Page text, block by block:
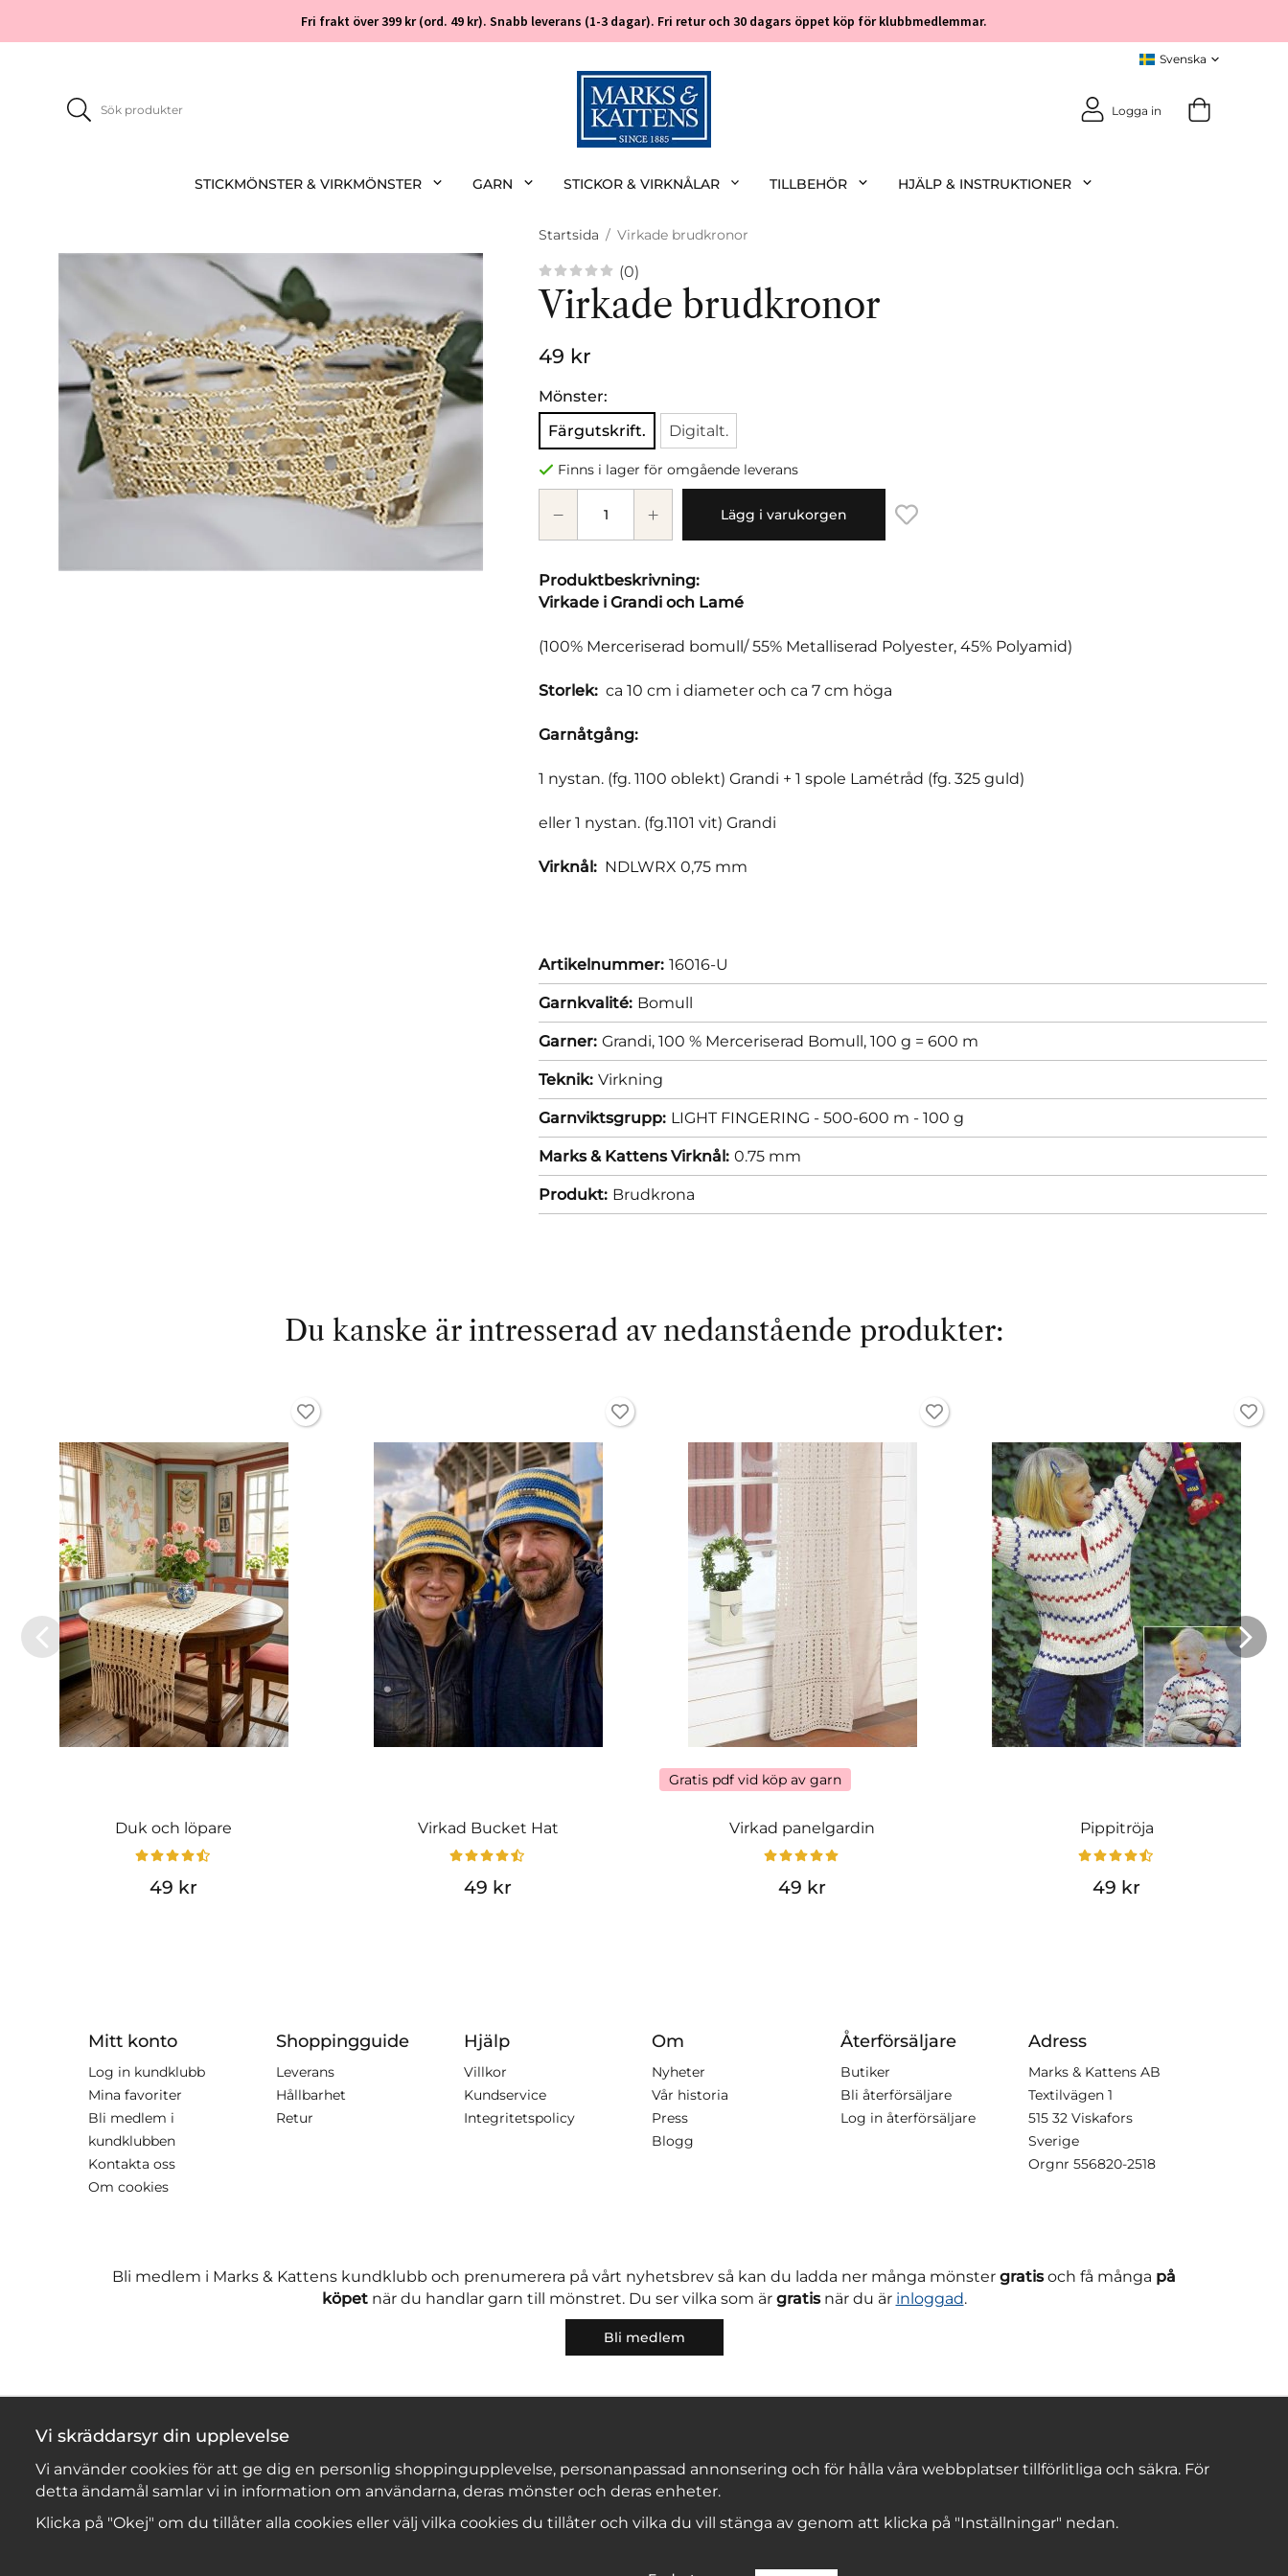
Fri frakt över 399 kr (ord. 49 kr). Snabb leverans (1-3 dagar). Fri retur och 30 dagars öppet köp för klubbmedlemmar.
Logga in
STICKMÖNSTER & VIRKMÖNSTER GARN STICKOR & VIRKNÅLAR TILLBEHÖR HJÄLP & INSTRUKTIONER
Startsida / Virkade brudkronor
(0)
Virkade brudkronor
49 kr
Mönster:
Färgutskrift.
Digitalt.
Finns i lager för omgående leverans
Lägg i varukorgen
Produktbeskrivning:
Virkade i Grandi och Lamé
(100% Merceriserad bomull/ 55% Metalliserad Polyester, 45% Polyamid)
Storlek: ca 10 cm i diameter och ca 7 cm höga
Garnåtgång:
1 nystan. (fg. 1100 oblekt) Grandi + 1 spole Lamétråd (fg. 325 guld)
eller 1 nystan. (fg.1101 vit) Grandi
Virknål: NDLWRX 0,75 mm
Artikelnummer: 16016-U
Garnkvalité: Bomull
Garner: Grandi, 100 % Merceriserad Bomull, 100 g = 600 m
Teknik: Virkning
Garnviktsgrupp: LIGHT FINGERING - 500-600 m - 100 g
Marks & Kattens Virknål: 0.75 mm
Produkt: Brudkrona
Du kanske är intresserad av nedanstående produkter:
Duk och löpare
49 kr
Virkad Bucket Hat
49 kr
Gratis pdf vid köp av garn
Virkad panelgardin
49 kr
Pippitröja
49 kr
Mitt konto
Log in kundklubb
Mina favoriter
Bli medlem i
kundklubben
Kontakta oss
Om cookies
Shoppingguide
Leverans
Hållbarhet
Retur
Hjälp
Villkor
Kundservice
Integritetspolicy
Om
Nyheter
Vår historia
Press
Blogg
Återförsäljare
Butiker
Bli återförsäljare
Log in återförsäljare
Adress
Marks & Kattens AB
Textilvägen 1
515 32 Viskafors
Sverige
Orgnr 556820-2518
Bli medlem i Marks & Kattens kundklubb och prenumerera på vårt nyhetsbrev så kan du ladda ner många mönster gratisoch få många på
köpetnär du handlar garn till mönstret. Du ser vilka som är gratisnär du är inloggad.
Bli medlem
Copyright © 2026, Marks & Kattens AB
Vi skräddarsyr din upplevelse
Vi använder cookies för att ge dig en personlig shoppingupplevelse, personanpassad annonsering och för hålla våra webbplatser tillförlitliga och säkra. För
detta ändamål samlar vi in information om användarna, deras mönster och deras enheter.
Klicka på "Okej" om du tillåter alla cookies eller välj vilka cookies du tillåter och vilka du vill stänga av genom att klicka på "Inställningar" nedan.